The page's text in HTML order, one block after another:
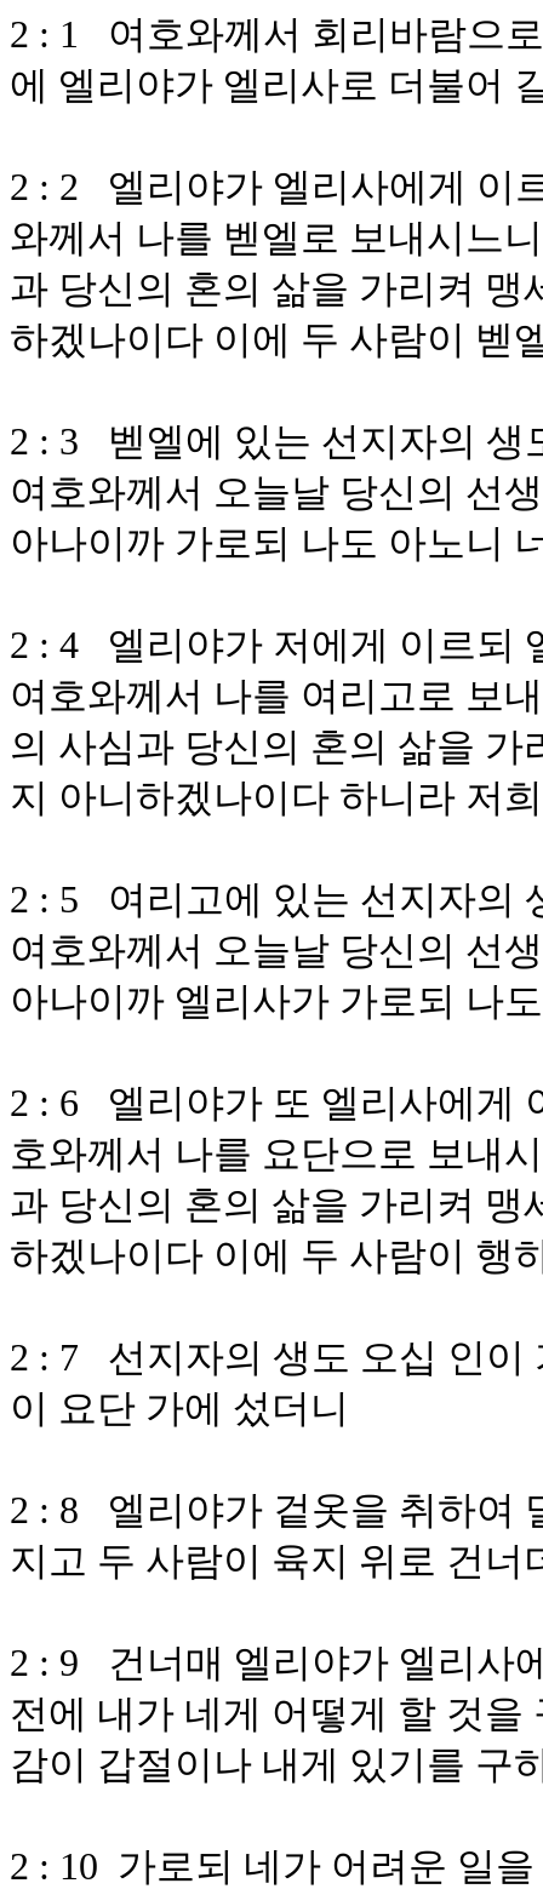
2 : 1 여호와께서 회리바람으
에 엘리야가 엘리사로 더불어
2 : 2 엘리야가 엘리사에게 이
와께서 나를 벧엘로 보내시느
과 당신의 혼의 삶을 가리켜
하겠나이다 이에 두 사람이 벧
2 : 3 벧엘에 있는 선지자의 생
여호와께서 오늘날 당신의 선
아나이까 가로되 나도 아노니
2 : 4 엘리야가 저에게 이르되
여호와께서 나를 여리고로 보
의 사심과 당신의 혼의 삶을
지 아니하겠나이다 하니라 저
2 : 5 여리고에 있는 선지자의
여호와께서 오늘날 당신의 선
아나이까 엘리사가 가로되 나
2 : 6 엘리야가 또 엘리사에게
호와께서 나를 요단으로 보내
과 당신의 혼의 삶을 가리켜
하겠나이다 이에 두 사람이 행
2 : 7 선지자의 생도 오십 인이
이 요단 가에 섰더니
2 : 8 엘리야가 겉옷을 취하여
지고 두 사람이 육지 위로 건너
2 : 9 건너매 엘리야가 엘리사
전에 내가 네게 어떻게 할 것
감이 갑절이나 내게 있기를 구
2 : 10 가로되 네가 어려운 일